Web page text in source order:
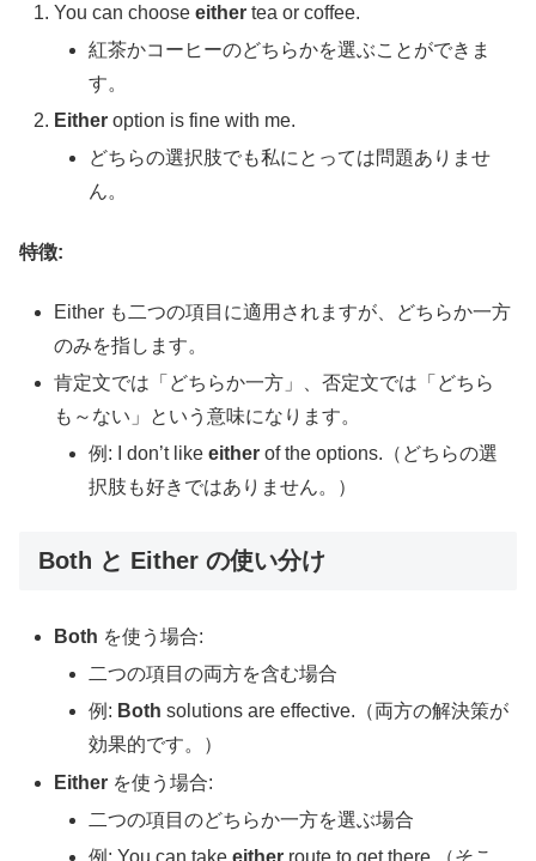
You can chooseeither tea or coffee.
紅茶かコーヒーのどちらかを選ぶことができま
す。
Either option is fine with me.
どちらの選択肢でも私にとっては問題ありませ
ん。
特徴:
Either も二つの項目に適用されますが、どちらか一方
のみを指します。
肯定文では「どちらか一方」、否定文では「どちら
も～ない」という意味になります。
例: I don’t likeeither of the options.（どちらの選
択肢も好きではありません。）
Both と Either の使い分け
Both を使う場合:
二つの項目の両方を含む場合
例: Both solutions are effective.（両方の解決策が
効果的です。）
Either を使う場合:
二つの項目のどちらか一方を選ぶ場合
例: You can takeeither route to get there.（そこ